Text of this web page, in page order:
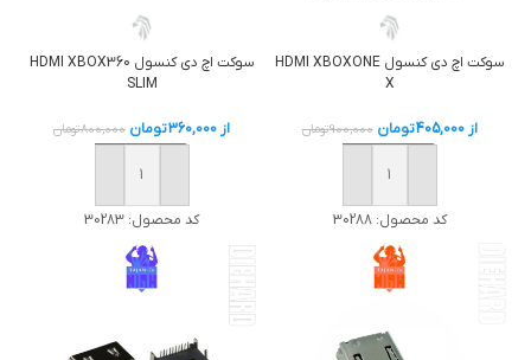
سوکت اچ دی کنسول HDMI XBOXONE
X
از405,000تومان 900,000تومان
خرید
کد محصول:30288
سوکت اچ دی کنسول HDMI XBOX360
SLIM
از 360,000تومان 800,000تومان
خرید
کد محصول: 30283